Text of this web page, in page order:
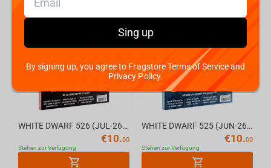
WHITE DWARF 526 (JUL-26) (ENGLISH) Official Warhammer Magazine
€10.00
Stehen zur Verfügung
WHITE DWARF 525 (JUN-26) (ENGLISH) Official Warhammer Magazine
€10.00
Stehen zur Verfügung
Sing up
By signing up, you agree to Fragstore Terms of Service and
Privacy Policy.